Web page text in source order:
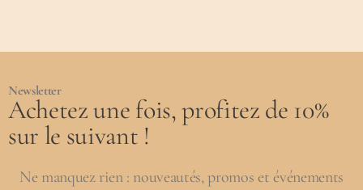
Newsletter
Achetez une fois, profitez de 10%
sur le suivant !
Ne manquez rien : nouveautés, promos et événements